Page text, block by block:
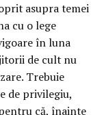
asupra temei
cu o lege
în luna
de cult nu
Trebuie
de privilegiu,
că, înainte